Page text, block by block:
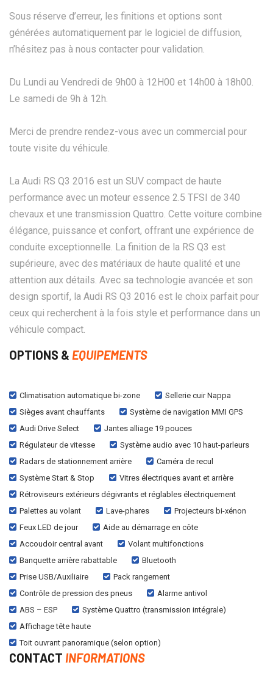
Sous réserve d’erreur, les finitions et options sont
générées automatiquement par le logiciel de diffusion,
n’hésitez pas à nous contacter pour validation.
Du Lundi au Vendredi de 9h00 à 12H00 et 14h00 à 18h00.
Le samedi de 9h à 12h.
Merci de prendre rendez-vous avec un commercial pour
toute visite du véhicule.
La Audi RS Q3 2016 est un SUV compact de haute
performance avec un moteur essence 2.5 TFSI de 340
chevaux et une transmission Quattro. Cette voiture combine
élégance, puissance et confort, offrant une expérience de
conduite exceptionnelle. La finition de la RS Q3 est
supérieure, avec des matériaux de haute qualité et une
attention aux détails. Avec sa technologie avancée et son
design sportif, la Audi RS Q3 2016 est le choix parfait pour
ceux qui recherchent à la fois style et performance dans un
véhicule compact.
OPTIONS & EQUIPEMENTS
Climatisation automatique bi-zone
Sellerie cuir Nappa
Sièges avant chauffants
Système de navigation MMI GPS
Audi Drive Select
Jantes alliage 19 pouces
Régulateur de vitesse
Système audio avec 10 haut-parleurs
Radars de stationnement arrière
Caméra de recul
Système Start & Stop
Vitres électriques avant et arrière
Rétroviseurs extérieurs dégivrants et réglables électriquement
Palettes au volant
Lave-phares
Projecteurs bi-xénon
Feux LED de jour
Aide au démarrage en côte
Accoudoir central avant
Volant multifonctions
Banquette arrière rabattable
Bluetooth
Prise USB/Auxiliaire
Pack rangement
Contrôle de pression des pneus
Alarme antivol
ABS – ESP
Système Quattro (transmission intégrale)
Affichage tête haute
Toit ouvrant panoramique (selon option)
CONTACT INFORMATIONS